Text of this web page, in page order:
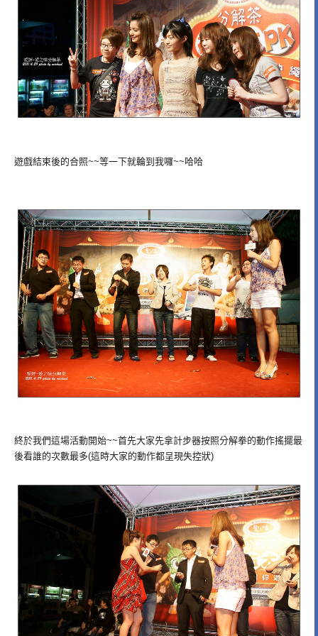
遊戲結束後的合照~~等一下就輪到我囉~~哈哈
終於我們這場活動開始~~首先大家先拿計步器按照分解拳的動作搖擺最
後看誰的次數最多(這時大家的動作都呈現失控狀)